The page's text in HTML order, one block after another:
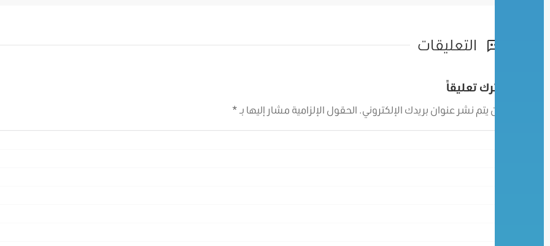
التعليقات
اترك تعليقاً
لن يتم نشر عنوان بريدك الإلكتروني. الحقول الإلزامية مشار إليها بـ*